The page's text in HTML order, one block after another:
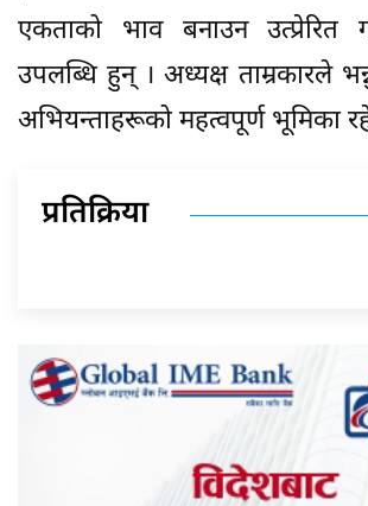
एकताको भाव बनाउन उत्प्रेरित
उपलब्धि हुन् । अध्यक्ष ताम्रकारले
अभियन्ताहरूको महत्वपूर्ण भूमिका
प्रतिक्रिया